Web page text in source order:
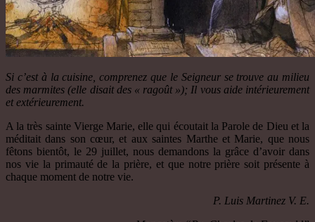
Si c’est à la cuisine, comprenez que le Seigneur se trouve au milieu
des marmites (elle disait des « ragoût »); Il vous aide intérieurement
et extérieurement.
A la très sainte Vierge Marie, elle qui écoutait la Parole de Dieu et la
méditait dans son cœur, et aux saintes Marthe et Marie, que nous
fêtons bientôt, le 29 juillet, nous demandons la grâce d’avoir dans
nos vie la primauté de la prière, et que notre prière soit présente à
chaque moment de notre vie.
P. Luis Martinez V. E.